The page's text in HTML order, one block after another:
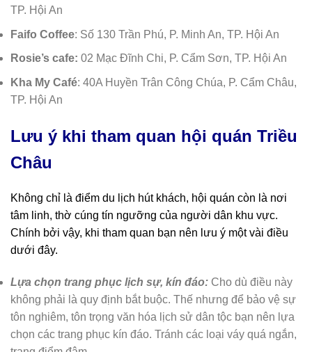
TP. Hội An
Faifo Coffee: Số 130 Trần Phú, P. Minh An, TP. Hội An
Rosie’s cafe: 02 Mạc Đĩnh Chi, P. Cẩm Sơn, TP. Hội An
Kha My Café: 40A Huyền Trân Công Chúa, P. Cẩm Châu,
TP. Hội An
Lưu ý khi tham quan hội quán Triều
Châu
Không chỉ là điểm du lịch hút khách, hội quán còn là nơi
tâm linh, thờ cúng tín ngưỡng của người dân khu vực.
Chính bởi vậy, khi tham quan bạn nên lưu ý một vài điều
dưới đây.
Lựa chọn trang phục lịch sự, kín đáo: Cho dù điều này
không phải là quy định bắt buộc. Thế nhưng để bảo vệ sự
tôn nghiêm, tôn trọng văn hóa lịch sử dân tộc bạn nên lựa
chọn các trang phục kín đáo. Tránh các loại váy quá ngắn,